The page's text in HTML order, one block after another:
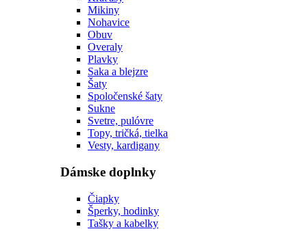
Mikiny
Nohavice
Obuv
Overaly
Plavky
Saka a blejzre
Šaty
Spoločenské šaty
Sukne
Svetre, pulóvre
Topy, tričká, tielka
Vesty, kardigany
Dámske doplnky
Čiapky
Šperky, hodinky
Tašky a kabelky